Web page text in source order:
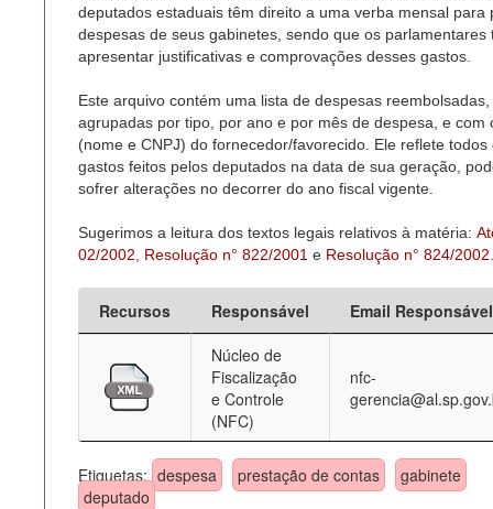
deputados estaduais têm direito a uma verba mensal para
despesas de seus gabinetes, sendo que os parlamentares
apresentar justificativas e comprovações desses gastos.
Este arquivo contém uma lista de despesas reembolsadas,
agrupadas por tipo, por ano e por mês de despesa, e com
(nome e CNPJ) do fornecedor/favorecido. Ele reflete todos
gastos feitos pelos deputados na data de sua geração,
sofrer alterações no decorrer do ano fiscal vigente.
Sugerimos a leitura dos textos legais relativos à matéria:
02/2002
Resolução n° 822/2001 e Resolução n° 824/2002
Recursos Responsável
Email Responsável
Núcleo de
Fiscalização
e Controle
(NFC)
nfc-
Etiquetas: despesa prestação de contas
gabinete
deputado